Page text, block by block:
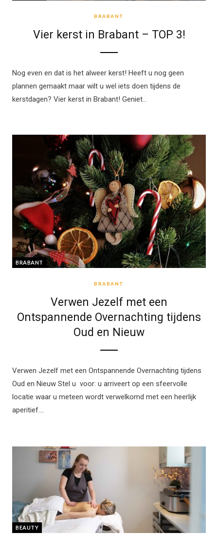
BRABANT
Vier kerst in Brabant – TOP 3!
Nog even en dat is het alweer kerst! Heeft u nog geen
plannen gemaakt maar wilt u wel iets doen tijdens de
kerstdagen? Vier kerst in Brabant! Geniet…
BRABANT
BRABANT
Verwen Jezelf met een
Ontspannende Overnachting tijdens
Oud en Nieuw
Verwen Jezelf met een Ontspannende Overnachting tijdens
Oud en Nieuw Stel u voor: u arriveert op een sfeervolle
locatie waar u meteen wordt verwelkomd met een heerlijk
aperitief.…
BEAUTY